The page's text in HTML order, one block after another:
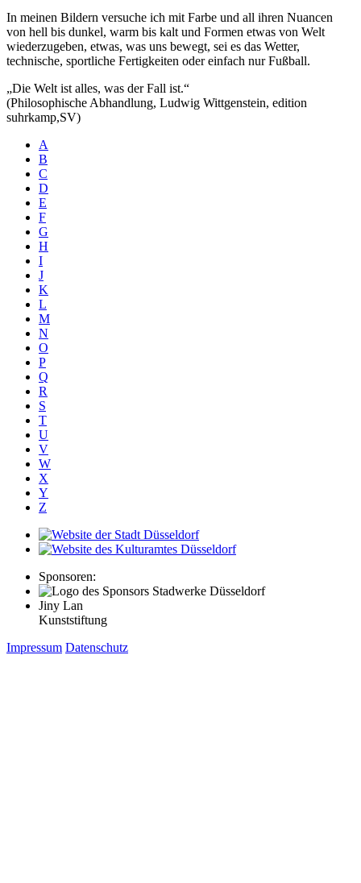
In meinen Bildern versuche ich mit Farbe und all ihren Nuancen
von hell bis dunkel, warm bis kalt und Formen etwas von Welt
wiederzugeben, etwas, was uns bewegt, sei es das Wetter,
technische, sportliche Fertigkeiten oder einfach nur Fußball.
„Die Welt ist alles, was der Fall ist.“
(Philosophische Abhandlung, Ludwig Wittgenstein, edition
suhrkamp,SV)
A
B
C
D
E
F
G
H
I
J
K
L
M
N
O
P
Q
R
S
T
U
V
W
X
Y
Z
Sponsoren:
Jiny Lan
Kunststiftung
Impressum Datenschutz